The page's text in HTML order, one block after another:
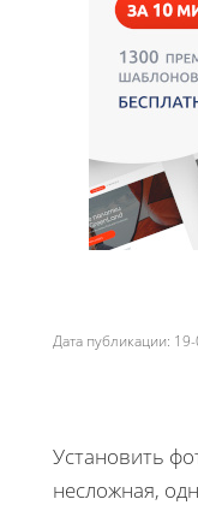
Дата публикации:
Установить
несложная,